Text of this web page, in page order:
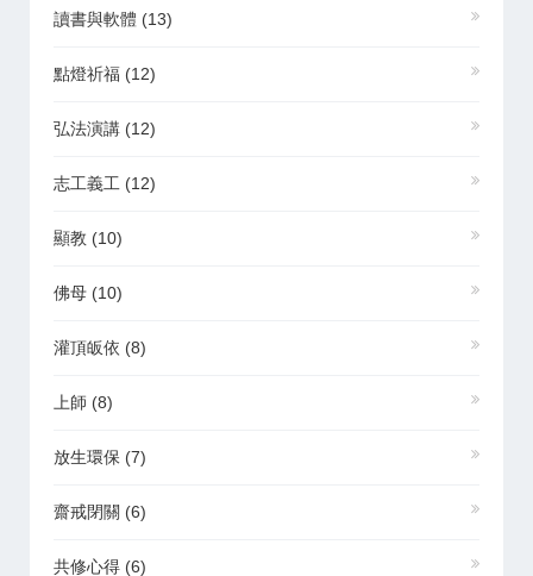
讀書與軟體 (13)
點燈祈福 (12)
弘法演講 (12)
志工義工 (12)
顯教 (10)
佛母 (10)
灌頂皈依 (8)
上師 (8)
放生環保 (7)
齋戒閉關 (6)
共修心得 (6)